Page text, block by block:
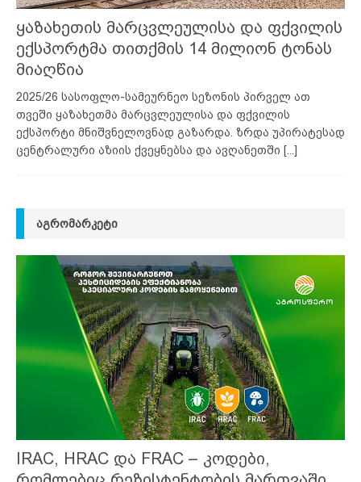
ყაზახეთის მარცვლეულისა და ფქვილის
ექსპორტმა თითქმის 14 მილიონ ტონას
მიაღწია
2025/26 სასოფლო-სამეურნეო სეზონის პირველ ათ
თვეში ყაზახეთმა მარცვლეულისა და ფქვილის
ექსპორტი მნიშვნელოვნად გაზარდა. ზრდა უპირატესად
ცენტრალური აზიის ქვეყნებსა და ავღანეთში [...]
ᲐᲒᲠᲝᲛᲐᲠᲙᲔᲢᲘ
IRAC, HRAC და FRAC – კოდები,